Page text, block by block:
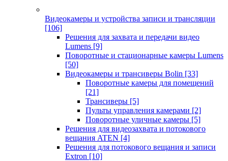
Видеокамеры и устройства записи и трансляции
[106]
Решения для захвата и передачи видео
Lumens [9]
Поворотные и стационарные камеры Lumens
[50]
Видеокамеры и трансиверы Bolin [33]
Поворотные камеры для помещений
[21]
Трансиверы [5]
Пульты управления камерами [2]
Поворотные уличные камеры [5]
Решения для видеозахвата и потокового
вещания ATEN [4]
Решения для потокового вещания и записи
Extron [10]